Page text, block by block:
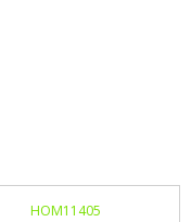
HOM11405